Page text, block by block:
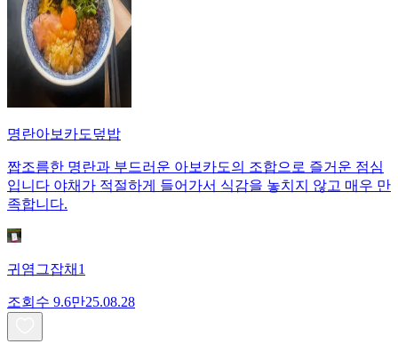
명란아보카도덮밥
짭조름한 명란과 부드러운 아보카도의 조합으로 즐거운 점심
입니다 야채가 적절하게 들어가서 식감을 놓치지 않고 매우 만
족합니다.
귀염그잡채1
조회수 9.6만25.08.28